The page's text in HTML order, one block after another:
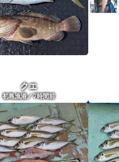
クエ
初島漁港／7時間前